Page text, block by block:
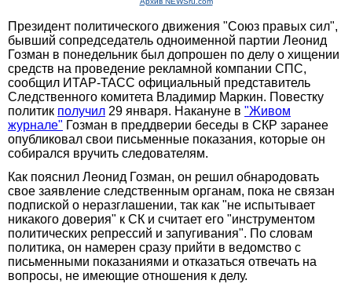
Президент политического движения "Союз правых сил",
бывший сопредседатель одноименной партии Леонид
Гозман в понедельник был допрошен по делу о хищении
средств на проведение рекламной компании СПС,
сообщил ИТАР-ТАСС официальный представитель
Следственного комитета Владимир Маркин. Повестку
политик получил 29 января. Накануне в "Живом
журнале" Гозман в преддверии беседы в СКР заранее
опубликовал свои письменные показания, которые он
собирался вручить следователям.
Как пояснил Леонид Гозман, он решил обнародовать
свое заявление следственным органам, пока не связан
подпиской о неразглашении, так как "не испытывает
никакого доверия" к СК и считает его "инструментом
политических репрессий и запугивания". По словам
политика, он намерен сразу прийти в ведомство с
письменными показаниями и отказаться отвечать на
вопросы, не имеющие отношения к делу.